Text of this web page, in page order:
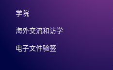
学院
海外交流和访学
电子文件验签